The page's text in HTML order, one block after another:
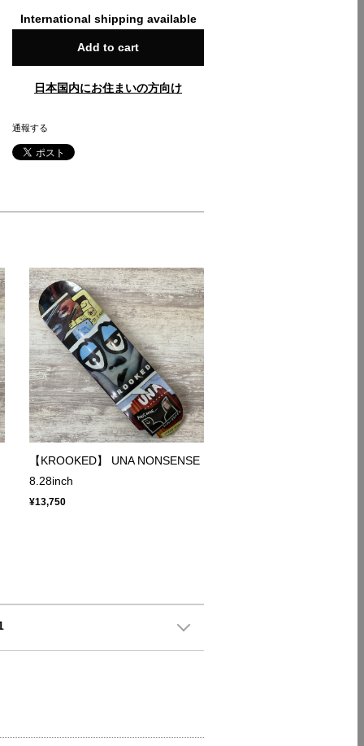
International shipping available
Add to cart
日本国内にお住まいの方向け
通報する
【KROOKED】 UNA NONSENSE
8.28inch
¥13,750